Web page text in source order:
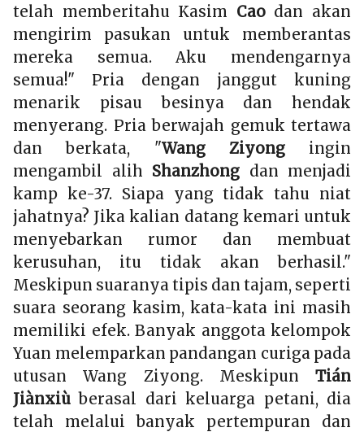
telah memberitahu Kasim Caodan akan
mengirim pasukan untuk memberantas
mereka semua. Aku mendengarnya
semua!" Pria dengan janggut kuning
menarik pisau besinya dan hendak
menyerang. Pria berwajah gemuk tertawa
dan berkata, "Wang Ziyongingin
mengambil alih Shanzhong dan menjadi
kamp ke-37. Siapa yang tidak tahu niat
jahatnya? Jika kalian datang kemari untuk
menyebarkan rumor dan membuat
kerusuhan, itu tidak akan berhasil."
Meskipun suaranya tipis dan tajam, seperti
suara seorang kasim, kata-kata ini masih
memiliki efek. Banyak anggota kelompok
Yuan melemparkan pandangan curiga pada
utusan Wang Ziyong. Meskipun Tián
Jiànxiù berasal dari keluarga petani, dia
telah melalui banyak pertempuran dan